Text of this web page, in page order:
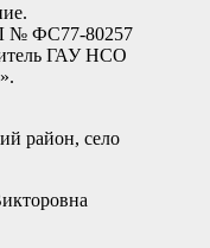
№ ФС77-80257
ГАУ НСО
район, село